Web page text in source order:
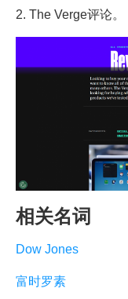
2. The Verge评论。
相关名词
Dow Jones
富时罗素